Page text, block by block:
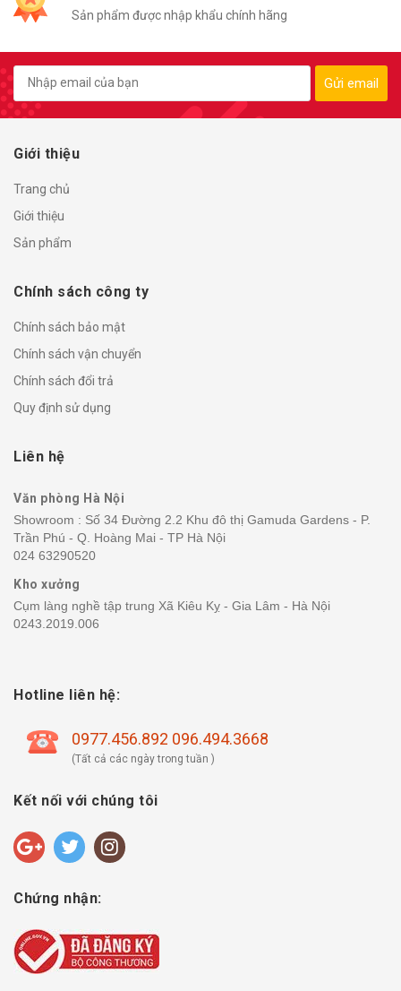
Sản phẩm được nhập khẩu chính hãng
Gửi email
Giới thiệu
Trang chủ
Giới thiệu
Sản phẩm
Chính sách công ty
Chính sách bảo mật
Chính sách vận chuyển
Chính sách đổi trả
Quy định sử dụng
Liên hệ
Văn phòng Hà Nội
Showroom : Số 34 Đường 2.2 Khu đô thị Gamuda Gardens - P.
Trần Phú - Q. Hoàng Mai - TP Hà Nội
024 63290520
Kho xưởng
Cụm làng nghề tập trung Xã Kiêu Kỵ - Gia Lâm - Hà Nội
0243.2019.006
Hotline liên hệ:
0977.456.892 096.494.3668
(Tất cả các ngày trong tuần )
Kết nối với chúng tôi
Chứng nhận: